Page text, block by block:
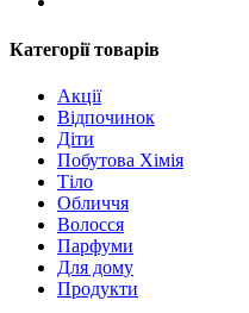
Категорії товарів
Акції
Відпочинок
Діти
Побутова Хімія
Тіло
Обличчя
Волосся
Парфуми
Для дому
Продукти